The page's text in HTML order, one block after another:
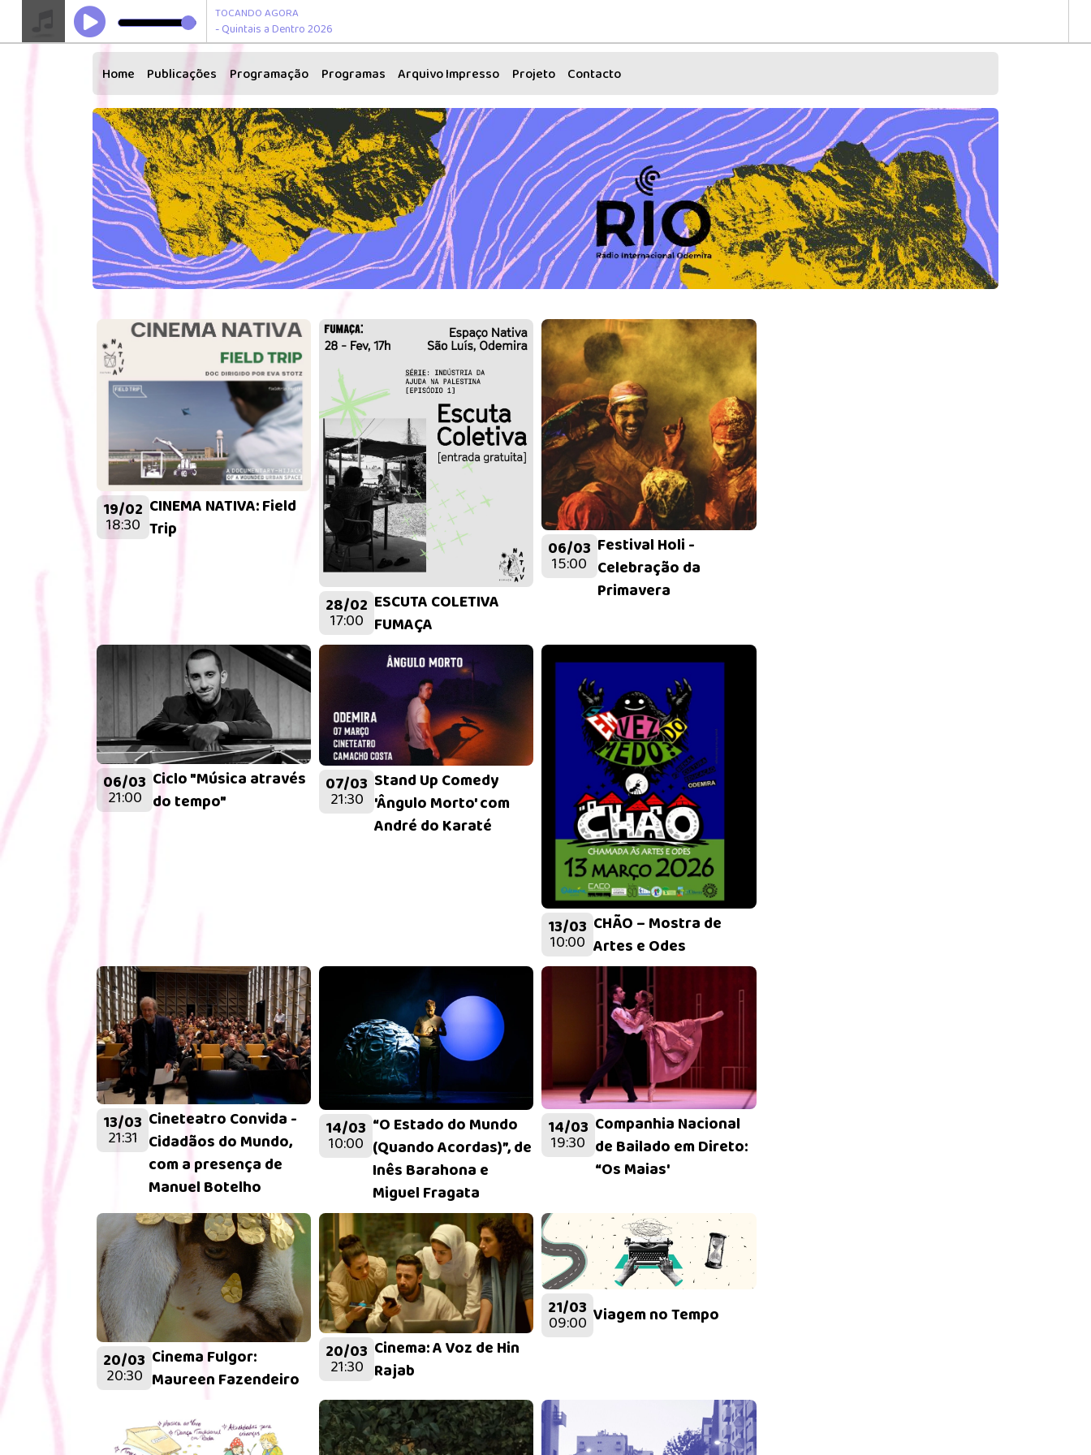
TOCANDO AGORA
- Quintais a Dentro 2026
Home Publicações Programação Programas Arquivo Impresso Projeto Contacto
19/02
18:30
CINEMA NATIVA: Field
Trip
28/02
17:00
ESCUTA COLETIVA
FUMAÇA
06/03
15:00
Festival Holi -
Celebração da
Primavera
06/03
21:00
Ciclo "Música através
do tempo"
07/03
21:30
Stand Up Comedy
'Ângulo Morto' com
André do Karaté
13/03
10:00
CHÃO – Mostra de
Artes e Odes
13/03
21:31
Cineteatro Convida -
Cidadãos do Mundo,
com a presença de
Manuel Botelho
14/03
10:00
“O Estado do Mundo
(Quando Acordas)”, de
Inês Barahona e
Miguel Fragata
14/03
19:30
Companhia Nacional
de Bailado em Direto:
“Os Maias'
20/03
20:30
Cinema Fulgor:
Maureen Fazendeiro
20/03
21:30
Cinema: A Voz de Hin
Rajab
21/03
09:00 Viagem no Tempo